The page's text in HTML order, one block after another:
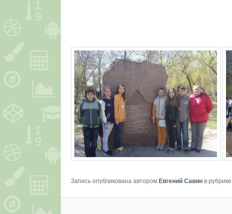
Запись опубликована авторомЕвгений Савинв рубрике